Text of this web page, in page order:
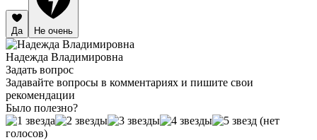
Да Не очень
Надежда Владимировна
Задать вопрос
Задавайте вопросы в комментариях и пишите свои
рекомендации
Было полезно?
(нет
голосов)